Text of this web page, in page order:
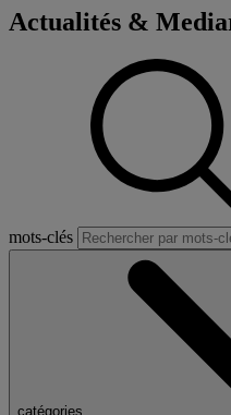
Actualités &
mots-clés
catégories